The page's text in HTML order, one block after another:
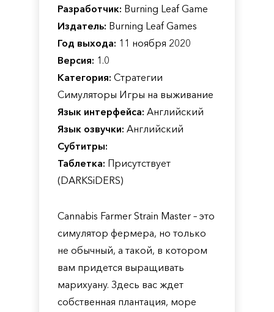
Разработчик: Burning Leaf Game
Издатель: Burning Leaf Games
Год выхода: 11 ноября 2020
Версия: 1.0
Категория: Стратегии
Симуляторы Игры на выживание
Язык интерфейса: Английский
Язык озвучки: Английский
Субтитры:
Таблетка: Присутствует
(DARKSiDERS)
Cannabis Farmer Strain Master – это
симулятор фермера, но только
не обычный, а такой, в котором
вам придется выращивать
марихуану. Здесь вас ждет
собственная плантация, море